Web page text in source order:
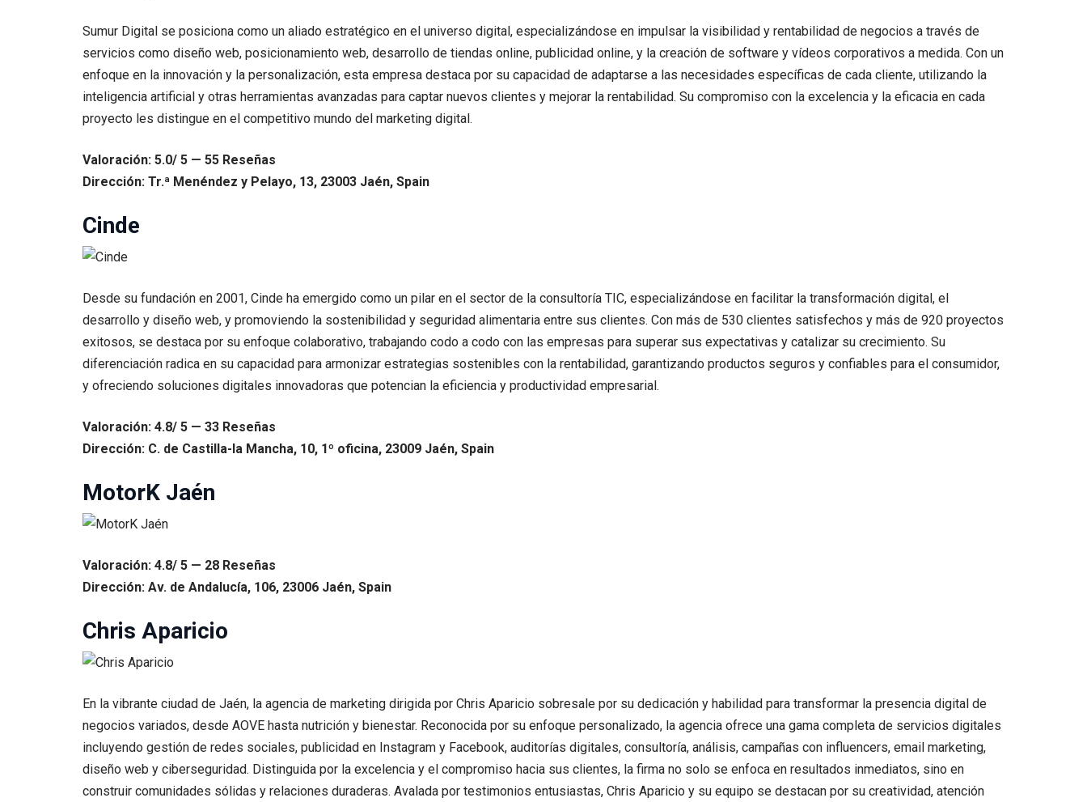
Sumur Digital se posiciona como un aliado estratégico en el universo digital, especializándose en impulsar la visibilidad y rentabilidad de negocios a través de
servicios como diseño web, posicionamiento web, desarrollo de tiendas online, publicidad online, y la creación de software y vídeos corporativos a medida. Con un
enfoque en la innovación y la personalización, esta empresa destaca por su capacidad de adaptarse a las necesidades específicas de cada cliente, utilizando la
inteligencia artificial y otras herramientas avanzadas para captar nuevos clientes y mejorar la rentabilidad. Su compromiso con la excelencia y la eficacia en cada
proyecto les distingue en el competitivo mundo del marketing digital.
Valoración: 5.0/ 5 — 55 Reseñas
Dirección: Tr.ª Menéndez y Pelayo, 13, 23003 Jaén, Spain
Cinde
Desde su fundación en 2001, Cinde ha emergido como un pilar en el sector de la consultoría TIC, especializándose en facilitar la transformación digital, el
desarrollo y diseño web, y promoviendo la sostenibilidad y seguridad alimentaria entre sus clientes. Con más de 530 clientes satisfechos y más de 920 proyectos
exitosos, se destaca por su enfoque colaborativo, trabajando codo a codo con las empresas para superar sus expectativas y catalizar su crecimiento. Su
diferenciación radica en su capacidad para armonizar estrategias sostenibles con la rentabilidad, garantizando productos seguros y confiables para el consumidor,
y ofreciendo soluciones digitales innovadoras que potencian la eficiencia y productividad empresarial.
Valoración: 4.8/ 5 — 33 Reseñas
Dirección: C. de Castilla-la Mancha, 10, 1º oficina, 23009 Jaén, Spain
MotorK Jaén
Valoración: 4.8/ 5 — 28 Reseñas
Dirección: Av. de Andalucía, 106, 23006 Jaén, Spain
Chris Aparicio
En la vibrante ciudad de Jaén, la agencia de marketing dirigida por Chris Aparicio sobresale por su dedicación y habilidad para transformar la presencia digital de
negocios variados, desde AOVE hasta nutrición y bienestar. Reconocida por su enfoque personalizado, la agencia ofrece una gama completa de servicios digitales
incluyendo gestión de redes sociales, publicidad en Instagram y Facebook, auditorías digitales, consultoría, análisis, campañas con influencers, email marketing,
diseño web y ciberseguridad. Distinguida por la excelencia y el compromiso hacia sus clientes, la firma no solo se enfoca en resultados inmediatos, sino en
construir comunidades sólidas y relaciones duraderas. Avalada por testimonios entusiastas, Chris Aparicio y su equipo se destacan por su creatividad, atención